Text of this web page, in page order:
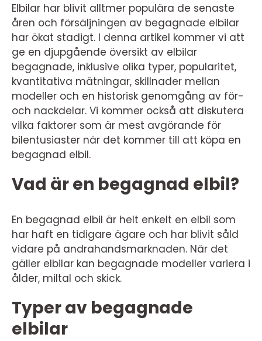
Elbilar har blivit alltmer populära de senaste
åren och försäljningen av begagnade elbilar
har ökat stadigt. I denna artikel kommer vi att
ge en djupgående översikt av elbilar
begagnade, inklusive olika typer, popularitet,
kvantitativa mätningar, skillnader mellan
modeller och en historisk genomgång av för-
och nackdelar. Vi kommer också att diskutera
vilka faktorer som är mest avgörande för
bilentusiaster när det kommer till att köpa en
begagnad elbil.
Vad är en begagnad elbil?
En begagnad elbil är helt enkelt en elbil som
har haft en tidigare ägare och har blivit såld
vidare på andrahandsmarknaden. När det
gäller elbilar kan begagnade modeller variera i
ålder, miltal och skick.
Typer av begagnade
elbilar